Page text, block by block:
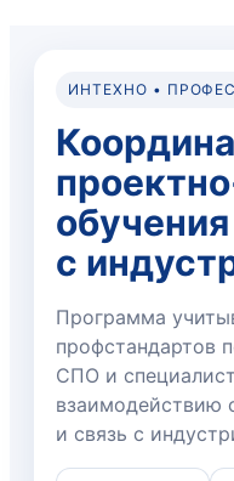
ИНТЕХНО •
с
Программа
профстандартов
СПО и
взаимодействию
и связь с